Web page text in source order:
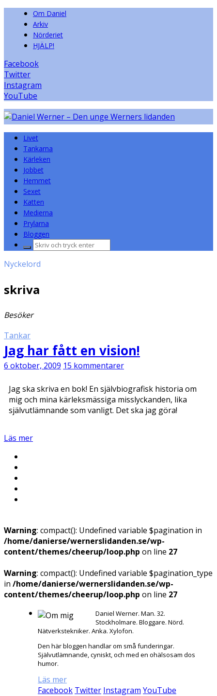
Om Daniel
Arkiv
Nörderiet
HJÄLP!
Facebook
Twitter
Instagram
YouTube
Livet
Tankarna
Kärleken
Jobbet
Hemmet
Sexet
Katten
Medierna
Prylarna
Bloggen
Sök
Nyckelord
skriva
Besöker
Tankar
Jag har fått en vision!
6 oktober, 2009 15 kommentarer
Jag ska skriva en bok! En självbiografisk historia om
mig och mina kärleksmässiga misslyckanden, lika
självutlämnande som vanligt. Det ska jag göra!
Läs mer
Warning: compact(): Undefined variable $pagination in
/home/danierse/wernerslidanden.se/wp-
content/themes/cheerup/loop.php on line 27
Warning: compact(): Undefined variable $pagination_type
in /home/danierse/wernerslidanden.se/wp-
content/themes/cheerup/loop.php on line 27
Daniel Werner. Man. 32.
Stockholmare. Bloggare. Nörd.
Nätverkstekniker. Anka. Xylofon.
Den här bloggen handlar om små funderingar.
Självutlämnande, cyniskt, och med en ohälsosam dos
humor.
Läs mer
Facebook Twitter Instagram YouTube